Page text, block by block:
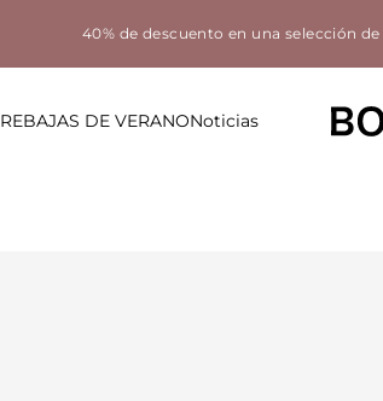
40% de descuento en una selección
REBAJAS DE VERANONoticias